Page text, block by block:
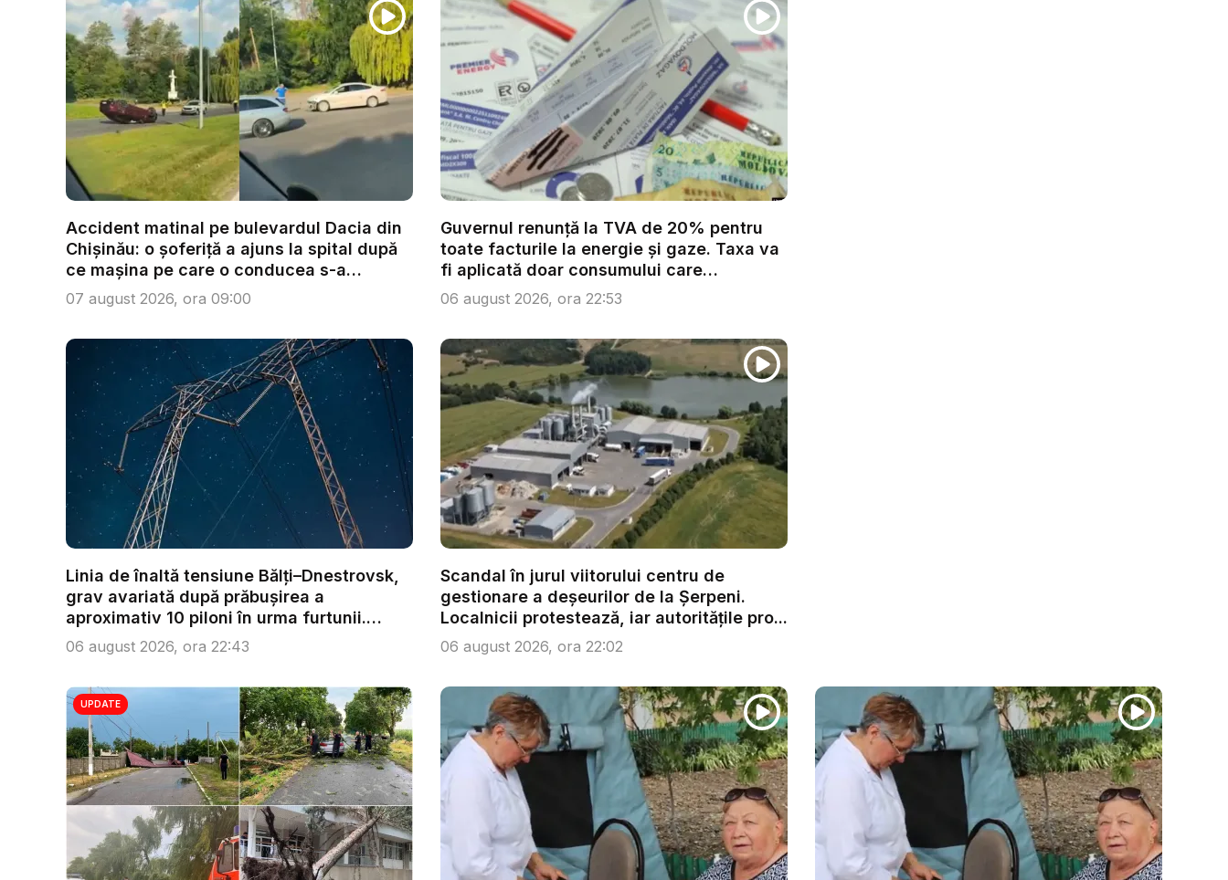
Accident matinal pe bulevardul Dacia din
Chișinău: o șoferiță a ajuns la spital după
ce mașina pe care o conducea s-a
răsturn...
07 august 2026, ora 09:00
Guvernul renunță la TVA de 20% pentru
toate facturile la energie și gaze. Taxa va
fi aplicată doar consumului care
depășeș...
06 august 2026, ora 22:53
Linia de înaltă tensiune Bălți–Dnestrovsk,
grav avariată după prăbușirea a
aproximativ 10 piloni în urma furtunii.
Ech...
06 august 2026, ora 22:43
Scandal în jurul viitorului centru de
gestionare a deșeurilor de la Șerpeni.
Localnicii protestează, iar autoritățile pro...
06 august 2026, ora 22:02
UPDATE